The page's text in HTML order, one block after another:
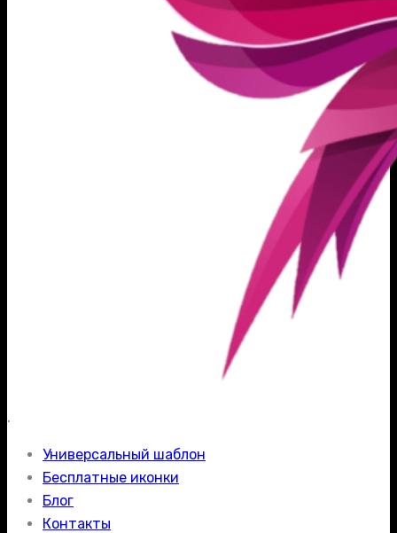
.
Универсальный шаблон
Бесплатные иконки
Блог
Контакты